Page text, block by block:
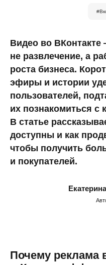
Видео во
не развлечение, а
роста бизнеса.
эфиры и истории
пользователей,
их познакомиться с
В статье
доступны и как
чтобы получить
и покупателей.
Почему реклама